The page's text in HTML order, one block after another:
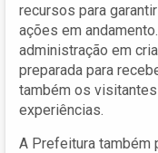
recursos para
ações em
administração em
preparada para
também os
experiências.
A Prefeitura também